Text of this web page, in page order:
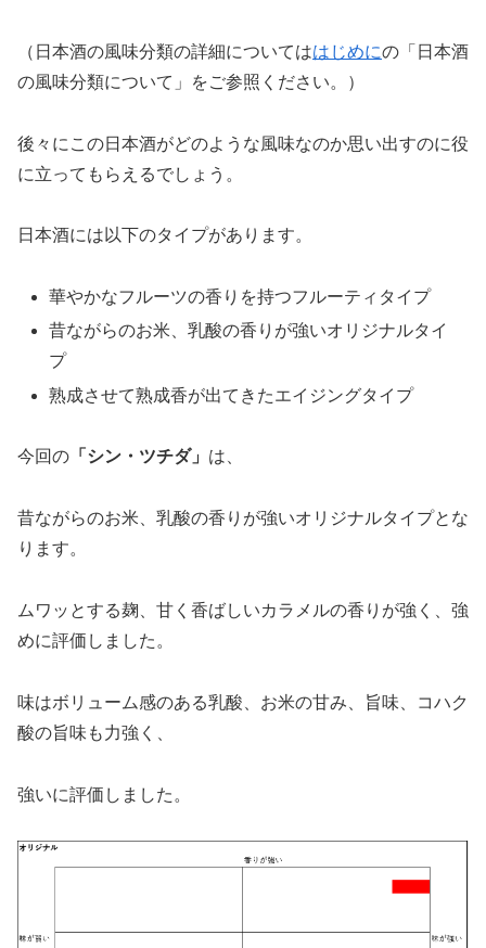
（日本酒の風味分類の詳細についてははじめにの「日本酒
の風味分類について」をご参照ください。）
後々にこの日本酒がどのような風味なのか思い出すのに役
に立ってもらえるでしょう。
日本酒には以下のタイプがあります。
華やかなフルーツの香りを持つフルーティタイプ
昔ながらのお米、乳酸の香りが強いオリジナルタイ
プ
熟成させて熟成香が出てきたエイジングタイプ
今回の 「 シン・ツチダ」 は、
昔ながらのお米、乳酸の香りが強いオリジナルタイプとな
ります。
ムワッとする麹、甘く香ばしいカラメルの香りが強く、強
めに評価しました。
味はボリューム感のある乳酸、お米の甘み、旨味、コハク
酸の旨味も力強く、
強いに評価しました。